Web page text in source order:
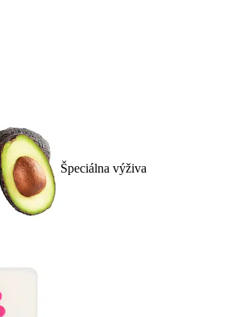
Špeciálna výživa